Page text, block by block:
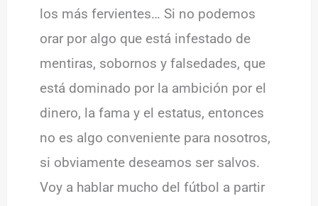
los más fervientes… Si no podemos
orar por algo que está infestado de
mentiras, sobornos y falsedades, que
está dominado por la ambición por el
dinero, la fama y el estatus, entonces
no es algo conveniente para nosotros,
si obviamente deseamos ser salvos.
Voy a hablar mucho del fútbol a partir